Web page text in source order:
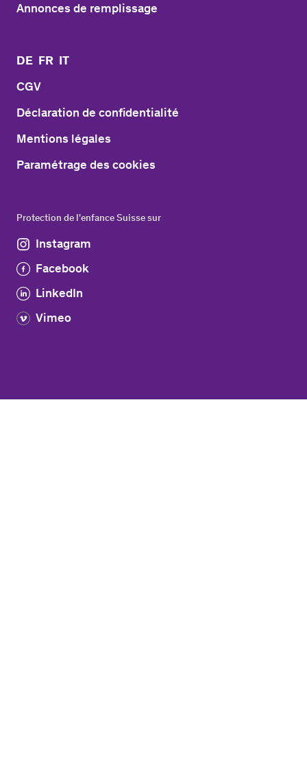
Annonces de remplissage
DE FR IT
CGV
Déclaration de confidentialité
Mentions légales
Paramétrage des cookies
Protection de l'enfance Suisse sur
Instagram
Facebook
LinkedIn
Vimeo